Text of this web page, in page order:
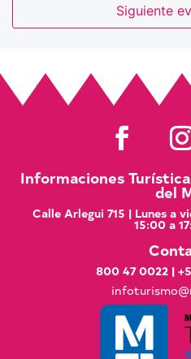
Siguiente
Informaciones
del
Calle Arlegui 715 | Lunes a
15:00 a
800 47 0022 |